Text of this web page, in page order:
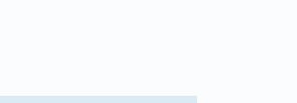
schoonmaak en